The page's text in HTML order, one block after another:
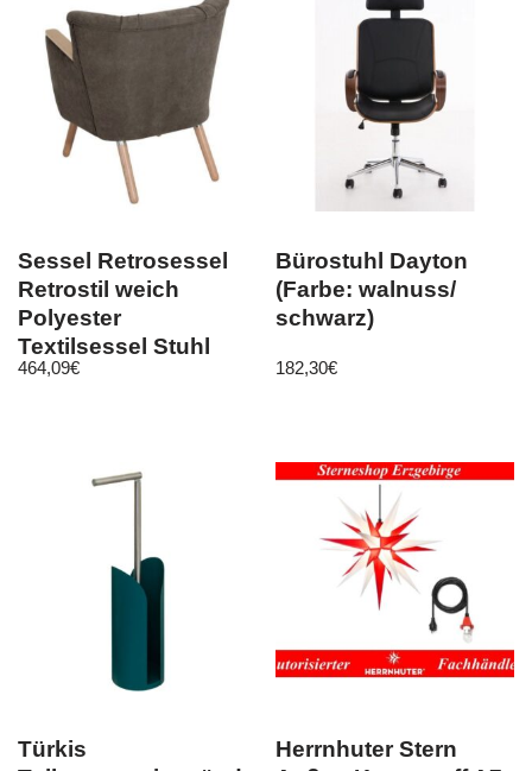
Sessel Retrosessel
Retrostil weich
Polyester
Textilsessel Stuhl
Küche Esszimmer
464,09€
Bürostuhl Dayton
(Farbe: walnuss/
schwarz)
182,30€
Türkis
Herrnhuter Stern